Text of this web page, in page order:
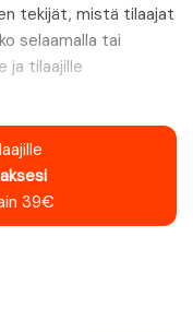
tekijät, mistä tilaajat
selaamalla tai
ja tilaajille
39€